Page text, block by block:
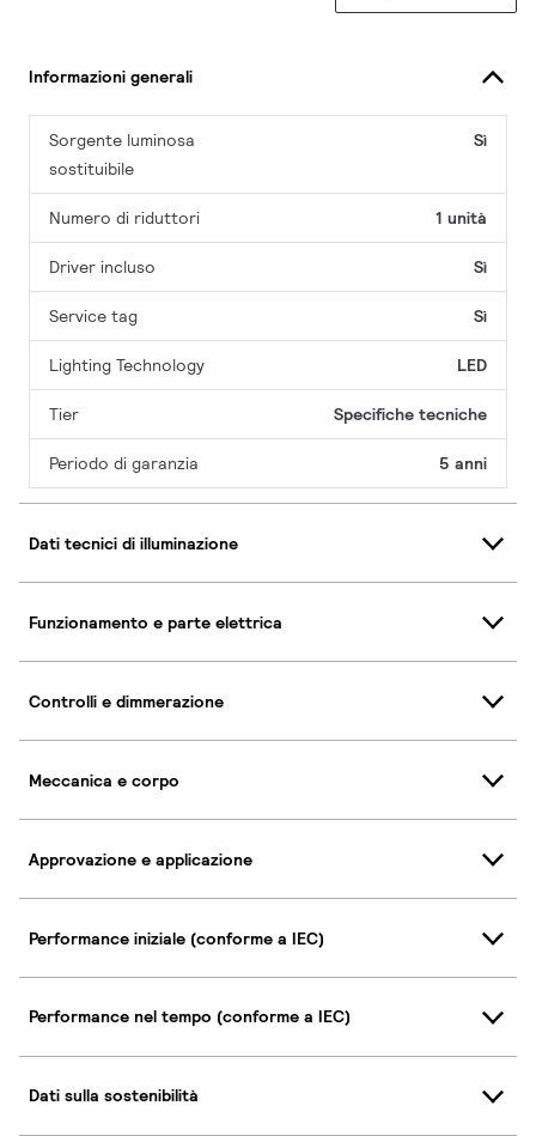
Informazioni generali
Sorgente luminosa
sostituibile
Sì
Numero di riduttori 1 unità
Driver incluso Sì
Service tag Sì
Lighting Technology LED
Tier Specifiche tecniche
Periodo di garanzia 5 anni
Dati tecnici di illuminazione
Funzionamento e parte elettrica
Controlli e dimmerazione
Meccanica e corpo
Approvazione e applicazione
Performance iniziale (conforme a IEC)
Performance nel tempo (conforme a IEC)
Dati sulla sostenibilità